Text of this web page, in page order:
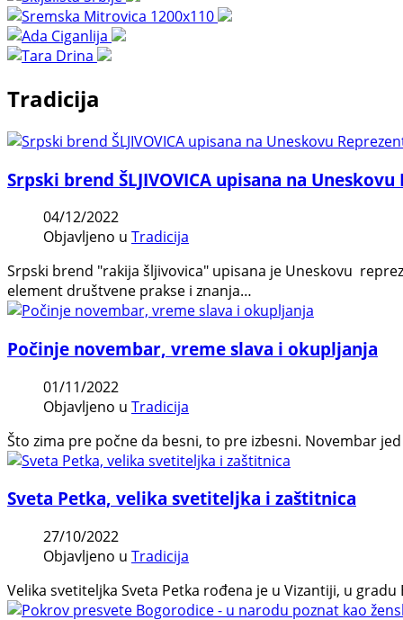
Tradicija
Srpski brend ŠLJIVOVICA upisana na
04/12/2022
Objavljeno u Tradicija
Srpski brend "rakija šljivovica" upisana je Uneskovu
element društvene prakse i znanja…
Počinje novembar, vreme slava i okupljanja
01/11/2022
Objavljeno u Tradicija
Što zima pre počne da besni, to pre izbesni. Novembar
Sveta Petka, velika svetiteljka i zaštitnica
27/10/2022
Objavljeno u Tradicija
Velika svetiteljka Sveta Petka rođena je u Vizantiji, u